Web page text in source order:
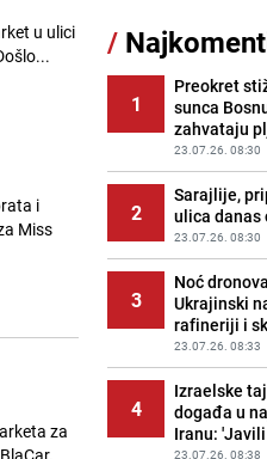
u ulici
i
Miss
za
11
KS opkolili
12
Pijana sjela
odbilo
slupala
PRIJE 1 DAN |
13
Šta se
naselju
dojavu,
PRIJE 2 DANA |
Znate li šta
izlaska na
iznenadio
PRIJE OKO 22H |
Nastavak
/
1
Preokret
sunca
zahvataju
23.07.26. 08:30
2
Sarajlije,
ulica danas
23.07.26. 08:30
3
Noć
Ukrajinski
rafineriji i
23.07.26. 08:33
4
Izraelske
događa u
Iranu:
23.07.26. 08:38